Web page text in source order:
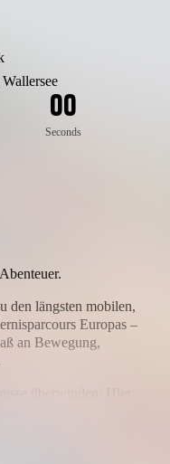
00
Seconds
den längsten mobilen,
Europas –
an Bewegung,
fordert Geschick,